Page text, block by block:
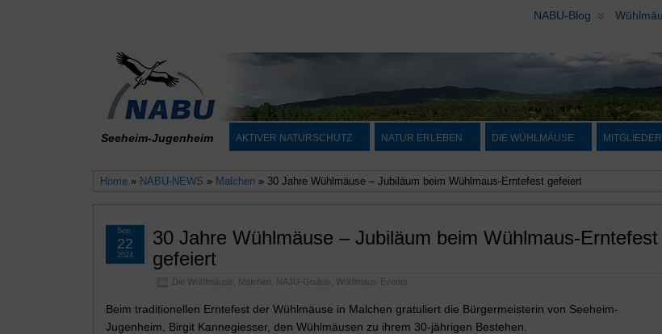
NABU-Blog
Seeheim-Jugenheim AKTIVER NATURSCHUTZ NATUR ERLEBEN DIE WÜHLMÄUSE MITGLIEDER
Home» NABU-NEWS » Malchen» 30 Jahre Wühlmäuse – Jubiläum beim Wühlmaus-Erntefest gefeiert
30 Jahre Wühlmäuse – Jubiläum beim Wühlmaus-Erntefest
gefeiert
Die Wühlmäuse Malchen NAJU-Gruleis Wühlmaus-Events
Sep.
22
2024
Beim traditionellen Erntefest der Wühlmäuse in Malchen gratuliert die Bürgermeisterin von Seeheim-
Jugenheim, Birgit Kannegiesser, den Wühlmäusen zu ihrem 30-jährigen Bestehen.